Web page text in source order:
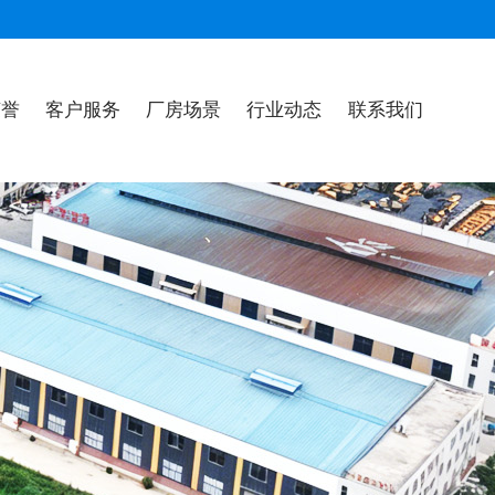
客户服务 厂房场景 行业动态 联系我们